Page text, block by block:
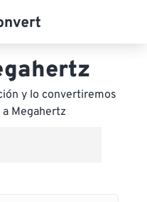
y lo convertiremos
Megahertz